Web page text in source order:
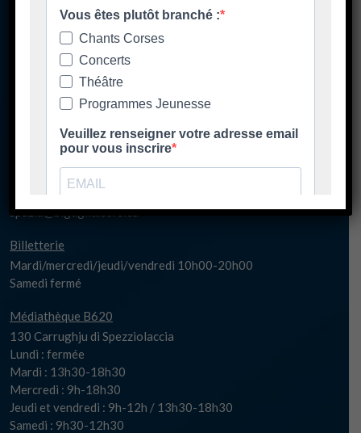
Ore di apertura
Les horaires d'ouverture
Spaziu Carlu Rocchi
130 Carrughju di Spezziolaccia
20620 Biguglia
Lundi 17h-20h30
Mardi/jeudi/vendredi 14h00-20h30
Mercredi 10h00-20h30
Samedi fermé
spaziu@biguglia.corsica
Billetterie
Mardi/mercredi/jeudi/vendredi 10h00-20h00
Samedi fermé
Médiathèque B620
130 Carrughju di Spezziolaccia
Lundi : fermée
Mardi : 13h30-18h30
Mercredi : 9h-18h30
Jeudi et vendredi : 9h-12h / 13h30-18h30
Samedi : 9h30-12h30